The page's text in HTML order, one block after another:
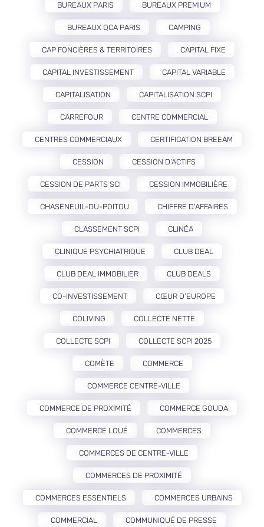
BUREAUX PARIS BUREAUX PREMIUM
BUREAUX QCA PARIS CAMPING
CAP FONCIÈRES & TERRITOIRES CAPITAL FIXE
CAPITAL INVESTISSEMENT CAPITAL VARIABLE
CAPITALISATION CAPITALISATION SCPI
CARREFOUR CENTRE COMMERCIAL
CENTRES COMMERCIAUX CERTIFICATION BREEAM
CESSION CESSION D’ACTIFS
CESSION DE PARTS SCI CESSION IMMOBILIÈRE
CHASENEUIL-DU-POITOU CHIFFRE D'AFFAIRES
CLASSEMENT SCPI CLINÉA
CLINIQUE PSYCHIATRIQUE CLUB DEAL
CLUB DEAL IMMOBILIER CLUB DEALS
CO-INVESTISSEMENT CŒUR D’EUROPE
COLIVING COLLECTE NETTE
COLLECTE SCPI COLLECTE SCPI 2025
COMÈTE COMMERCE
COMMERCE CENTRE-VILLE
COMMERCE DE PROXIMITÉ COMMERCE GOUDA
COMMERCE LOUÉ COMMERCES
COMMERCES DE CENTRE-VILLE
COMMERCES DE PROXIMITÉ
COMMERCES ESSENTIELS COMMERCES URBAINS
COMMERCIAL COMMUNIQUÉ DE PRESSE